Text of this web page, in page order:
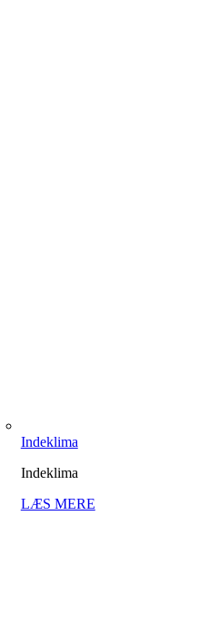
Indeklima
Indeklima
LÆS MERE